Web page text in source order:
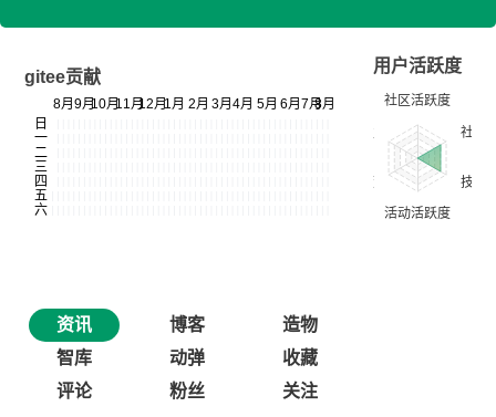
gitee贡献
用户活跃度
资讯 博客
造物
智库
动弹
收藏
评论
粉丝 关注